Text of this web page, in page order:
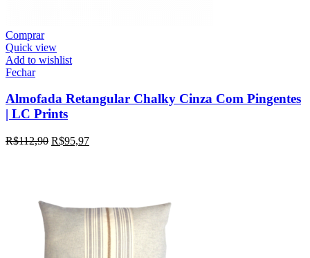
Comprar
Quick view
Add to wishlist
Fechar
Almofada Retangular Chalky Cinza Com Pingentes
| LC Prints
R$112,90 R$95,97